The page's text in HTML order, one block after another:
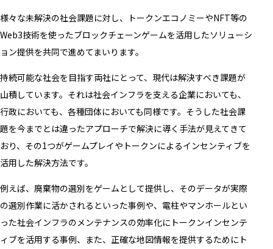
様々な未解決の社会課題に対し、トークンエコノミーやNFT等の
Web3技術を使ったブロックチェーンゲームを活用したソリューシ
ョン提供を共同で進めてまいります。
持続可能な社会を目指す両社にとって、現代は解決すべき課題が
山積しています。それは社会インフラを支える企業においても、
行政においても、各種団体においても同様です。そうした社会課
題を今までとは違ったアプローチで解決に導く手法が見えてきて
おり、その1つがゲームプレイやトークンによるインセンティブを
活用した解決方法です。
例えば、廃棄物の選別をゲームとして提供し、そのデータが実際
の選別作業に活かされるといった事例や、電柱やマンホールとい
った社会インフラのメンテナンスの効率化にトークンインセンテ
ィブを活用する事例、また、正確な地図情報を提供するためにト